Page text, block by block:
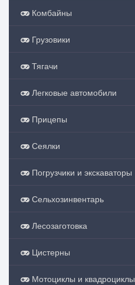
Комбайны
Грузовики
Тягачи
Легковые автомобили
Прицепы
Сеялки
Погрузчики и экскаваторы
Сельхозинвентарь
Лесозаготовка
Цистерны
Мотоциклы и квадроциклы